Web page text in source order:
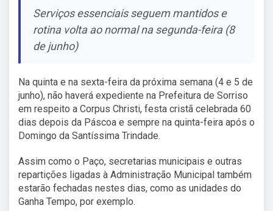
Serviços essenciais seguem mantidos e
rotina volta ao normal na segunda-feira (8
de junho)
Na quinta e na sexta-feira da próxima semana (4 e 5 de
junho), não haverá expediente na Prefeitura de Sorriso
em respeito a Corpus Christi, festa cristã celebrada 60
dias depois da Páscoa e sempre na quinta-feira após o
Domingo da Santíssima Trindade.
Assim como o Paço, secretarias municipais e outras
repartições ligadas à Administração Municipal também
estarão fechadas nestes dias, como as unidades do
Ganha Tempo, por exemplo.